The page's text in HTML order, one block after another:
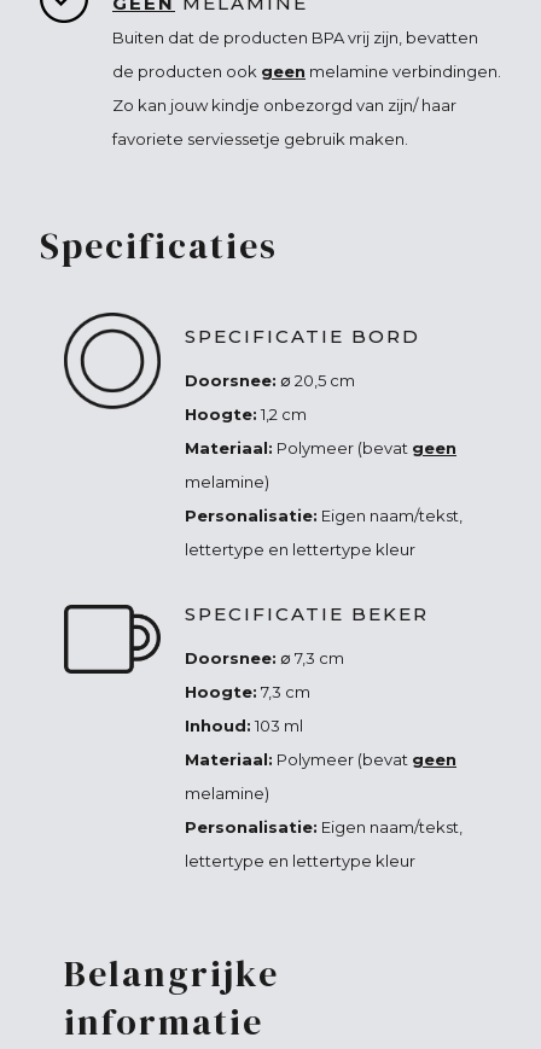
Buiten dat de producten BPA vrij zijn, bevatten
de producten ook geen melamine verbindingen.
Zo kan jouw kindje onbezorgd van zijn/ haar
favoriete serviessetje gebruik maken.
Specificaties
SPECIFICATIE BORD
Doorsnee: ∅ 20,5 cm
Hoogte: 1,2 cm
Materiaal: Polymeer (bevat geen
melamine)
Personalisatie: Eigen naam/tekst,
lettertype en lettertype kleur
SPECIFICATIE BEKER
Doorsnee: ∅ 7,3 cm
Hoogte: 7,3 cm
Inhoud: 103 ml
Materiaal: Polymeer (bevat geen
melamine)
Personalisatie: Eigen naam/tekst,
lettertype en lettertype kleur
Belangrijke
informatie